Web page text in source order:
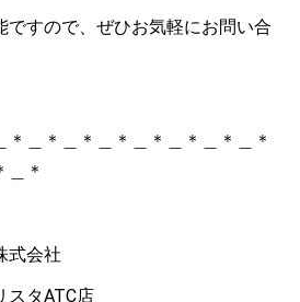
ですので、ぜひお気軽にお問い合
＊＿＊＿＊＿＊＿＊＿＊＿＊＿＊
＿＊
式会社
タATC店